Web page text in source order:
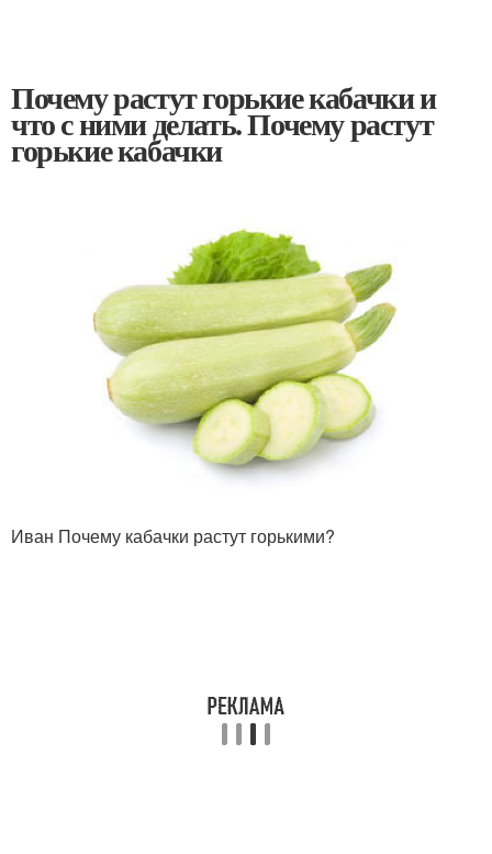
Почему растут горькие кабачки и
что с ними делать. Почему растут
горькие кабачки
Иван Почему кабачки растут горькими?